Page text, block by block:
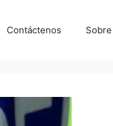
Contáctenos